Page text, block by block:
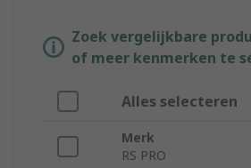
Zoek vergelijkbare
of meer kenmerken te
Alles selecteren
Merk
RS PRO